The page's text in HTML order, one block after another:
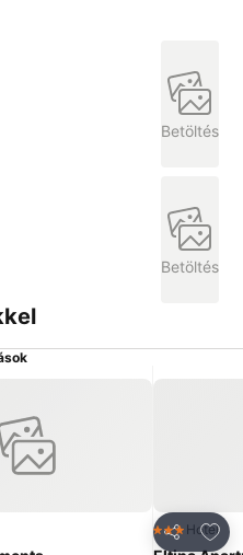
Betöltés
Betöltés
a kedvencekhez
Megosztás
3 Kategória
Hotel